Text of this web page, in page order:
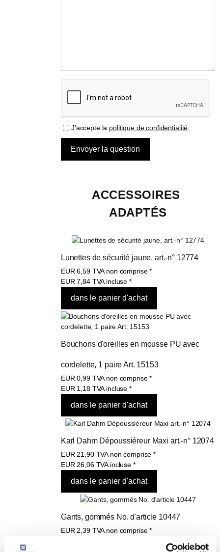
J'accepte la politique de confidentialité
ACCESSOIRES
ADAPTÉS
Lunettes de sécurité jaune, art.-n° 12774
EUR6,59 TVA non comprise *
EUR7,84 TVA incluse *
Bouchons d'oreilles en mousse PU avec
cordelette, 1 paire Art. 15153
EUR0,99 TVA non comprise *
EUR 1,18 TVA incluse *
Karl Dahm Dépoussiéreur Maxi art.-n° 12074
EUR 21,90 TVA non comprise *
EUR 26,06 TVA incluse *
Gants, gommés No. d'article 10447
EUR 2,39 TVA non comprise *